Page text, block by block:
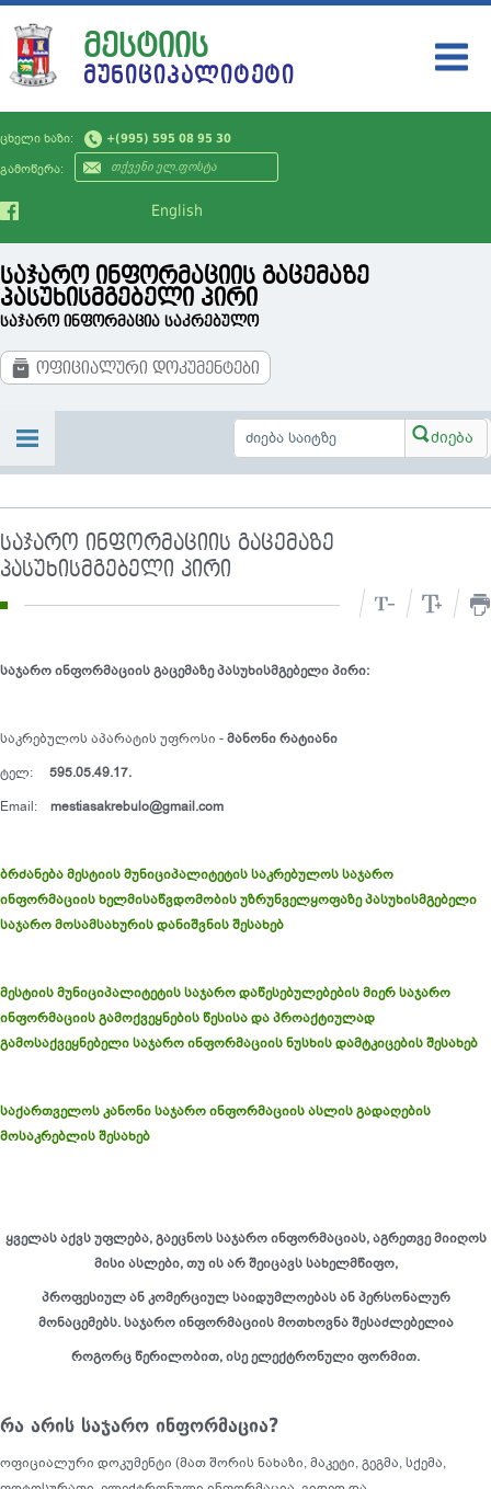
ცხელი ხაზი: +(995) 595 08 95 30
გამოწერა:
English
ᲛᲔᲡᲢᲘᲘᲡ
ᲛᲣᲜᲘᲪᲘᲞᲐᲚᲘᲢᲔᲢᲘ
ᲛᲣᲜᲘᲪᲘᲞᲐᲚᲘᲢᲔᲢᲘ
ᲗᲕᲘᲗᲛᲛᲐᲠᲗᲕᲔᲚᲝᲑᲐ
ᲡᲘᲐᲮᲚᲔᲔᲑᲘ
ᲡᲔᲠᲕᲘᲡᲔᲑᲘ
ᲛᲝᲥᲐᲚᲐᲥᲔᲡ
ᲙᲝᲜᲢᲐᲥᲢᲘ
საჯარო ინფორმაციის გაცემაზე
პასუხისმგებელი პირი
საჯარო ინფორმაცია საკრებულო
ოფიციალური დოკუმენტები
საჯარო ინფორმაციის გაცემაზე
პასუხისმგებელი პირი
საჯარო ინფორმაციის გაცემაზე პასუხისმგებელი პირი:
საკრებულოს აპარატის უფროსი -მანონი რატიანი
ტელ:
595.05.49.17.
Email:
mestiasakrebulo@gmail.com
ბრძანება მესტიის მუნიციპალიტეტის საკრებულოს საჯარო
ინფორმაციის ხელმისაწვდომობის უზრუნველყოფაზე პასუხისმგებელი
საჯარო მოსამსახურის დანიშვნის შესახებ
მესტიის მუნიციპალიტეტის საჯარო დაწესებულებების მიერ საჯარო
ინფორმაციის გამოქვეყნების წესისა და პროაქტიულად
გამოსაქვეყნებელი საჯარო ინფორმაციის ნუსხის დამტკიცების შესახებ
საქართველოს კანონი საჯარო ინფორმაციის ასლის გადაღების
მოსაკრებლის შესახებ
ყველას აქვს უფლება, გაეცნოს საჯარო ინფორმაციას, აგრეთვე მიიღოს
მისი ასლები, თუ ის არ შეიცავს სახელმწიფო,
პროფესიულ ან კომერციულ საიდუმლოებას ან პერსონალურ
მონაცემებს. საჯარო ინფორმაციის მოთხოვნა შესაძლებელია
როგორც წერილობით, ისე ელექტრონული ფორმით.
რა არის საჯარო ინფორმაცია?
ოფიციალური დოკუმენტი (მათ შორის ნახაზი, მაკეტი, გეგმა, სქემა,